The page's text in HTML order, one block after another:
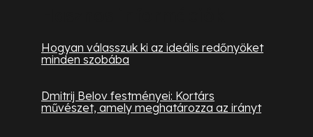
Hogyan válasszuk ki az ideális redőnyöket
minden szobába
Dmitrij Belov festményei: Kortárs
művészet, amely meghatározza az irányt